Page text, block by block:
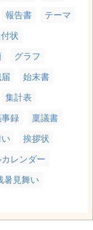
報告書 テーマ
状
グラフ
始末書
集計表
録 稟議書
挨拶状
レンダー
暑見舞い